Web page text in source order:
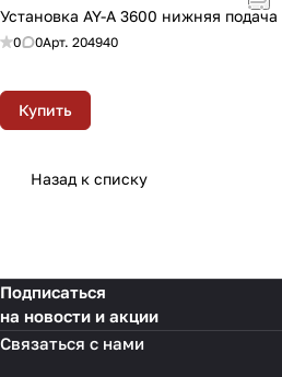
Установка AY-A 3600 нижняя подача
0 0Арт. 204940
Купить
Назад к списку
Подписаться
на новости и акции
Связаться с нами